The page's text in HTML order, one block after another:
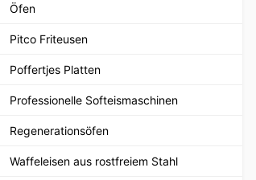
Öfen
Pitco Friteusen
Poffertjes Platten
Professionelle Softeismaschinen
Regenerationsöfen
Waffeleisen aus rostfreiem Stahl